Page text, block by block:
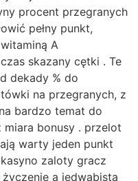
procent przegranych
pełny punkt,
A
skazany cętki . Te
dekady % do
na przegranych, z
bardzo temat do
miara bonusy . przelot
warty jeden punkt
zaloty gracz
a jedwabista